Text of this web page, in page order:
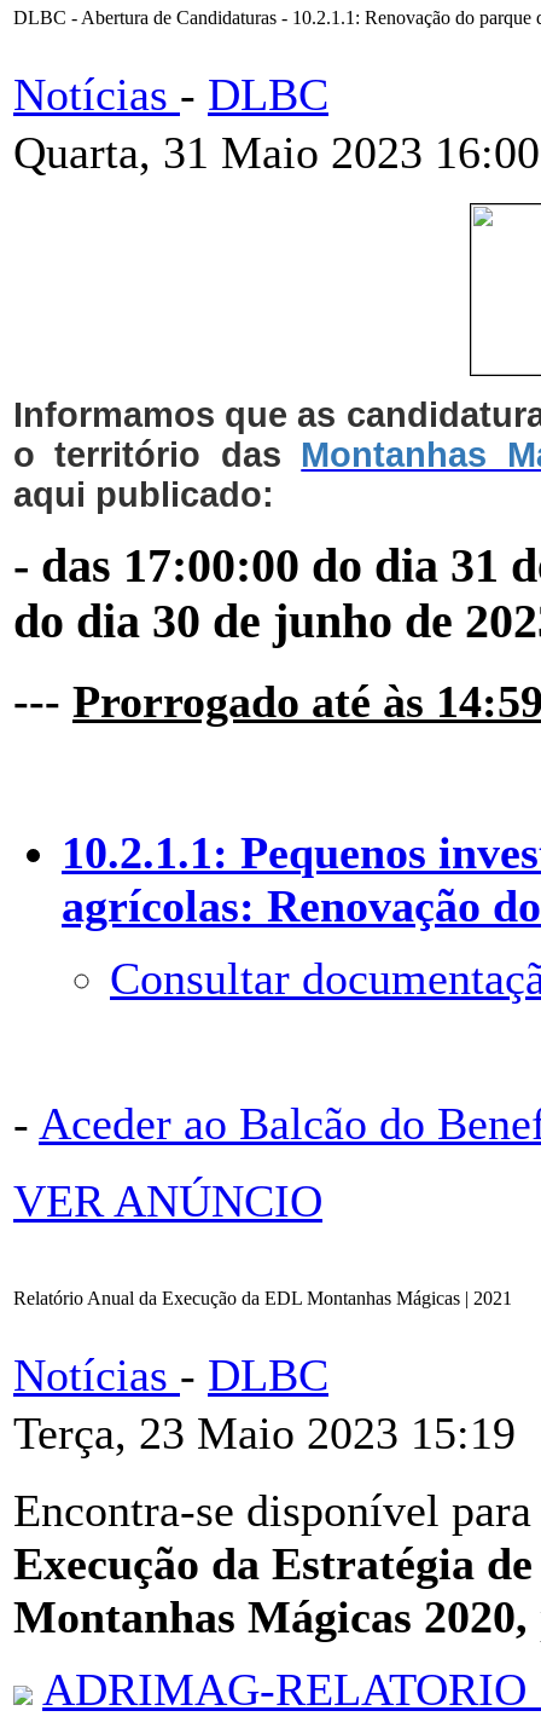
DLBC - Abertura de Candidaturas - 10.2.1.1: Renovação do parque
Notícias - DLBC
Quarta, 31 Maio 2023 16:00
Informamos que as
o território das Montanhas
aqui publicado:
- das 17:00:00 do dia 31
do dia 30 de junho de
--- Prorrogado até às
10.2.1.1: Pequenos
agrícolas: Renovação
Consultar
- Aceder ao Balcão do
VER ANÚNCIO
Relatório Anual da Execução da EDL Montanhas Mágicas | 2021
Notícias - DLBC
Terça, 23 Maio 2023 15:19
Encontra-se disponível
Execução da Estratégia
Montanhas Mágicas 2020,
ADRIMAG-